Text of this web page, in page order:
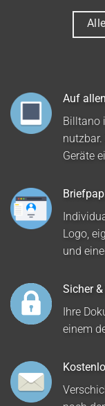
Auf
Billtano
Geräte
Logo,
und
Sicher
Ihre
einem